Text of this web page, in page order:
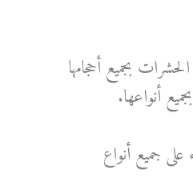
بجميع أحجامها
أنواعها.
جميع أنواع